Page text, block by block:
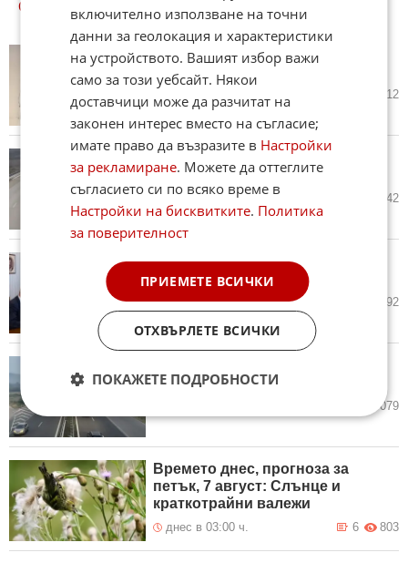
ОЩЕ
Започва изплащането на
пенсиите
212
Трафик, пожари и пътна
обстановка у нас към 7.00 часа
днес в 06:54 ч. 442
Йотова: България има голям
потенциал в ИИ сферата
днес в 03:44 ч. 792
Тракия след огнения ад
1 079
Времето днес, прогноза за
петък, 7 август: Слънце и
краткотрайни валежи
днес в 03:00 ч. 803
6
включително използване на точни
данни за геолокация и характеристики
на устройството. Вашият избор важи
само за този уебсайт. Някои
доставчици може да разчитат на
законен интерес вместо на съгласие;
имате право да възразите в Настройки
за рекламиране. Можете да оттеглите
съгласието си по всяко време в
Настройки на бисквитките. Политика
за поверителност
ПРИЕМЕТЕ ВСИЧКИ
ОТХВЪРЛЕТЕ ВСИЧКИ
ПОКАЖЕТЕ ПОДРОБНОСТИ